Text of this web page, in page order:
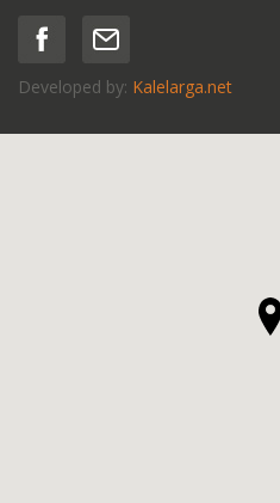
Developed by: Kalelarga.net